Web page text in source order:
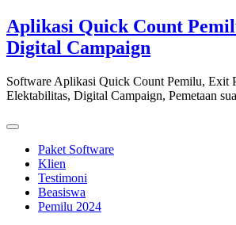
Skip
to
content
Aplikasi Quick Count
Digital Campaign
Software Aplikasi Quick Count Pemilu, Exit
Elektabilitas, Digital Campaign, Pemetaan
Paket Software
Klien
Testimoni
Beasiswa
Pemilu 2024